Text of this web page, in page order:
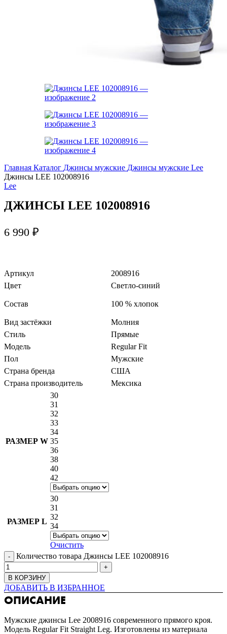
Главная Каталог Джинсы мужские Джинсы мужские Lee
Джинсы LEE 102008916
Lee
ДЖИНСЫ LEE 102008916
6 990 ₽
Артикул
2008916
Цвет
Светло-синий
Состав 100 % хлопок
Вид застёжки
Молния
Стиль
Прямые
Модель
Regular Fit
Пол
Мужские
Страна бренда
США
Страна производитель
Мексика
РАЗМЕР W
30
31
32
33
34
35
36
38
40
42
РАЗМЕР L
30
31
32
34
Очистить
Количество товара Джинсы LEE 102008916
В КОРЗИНУ
ДОБАВИТЬ В ИЗБРАННОЕ
ОПИСАНИЕ
Мужские джинсы Lee 2008916 современного прямого кроя.
Модель Regular Fit Straight Leg. Изготовлены из материала